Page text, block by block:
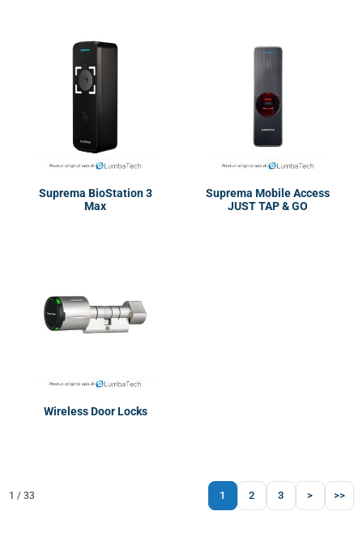
Suprema BioStation 3
Max
Suprema Mobile Access
JUST TAP & GO
Wireless Door Locks
1 / 33 1 2 3 > >>